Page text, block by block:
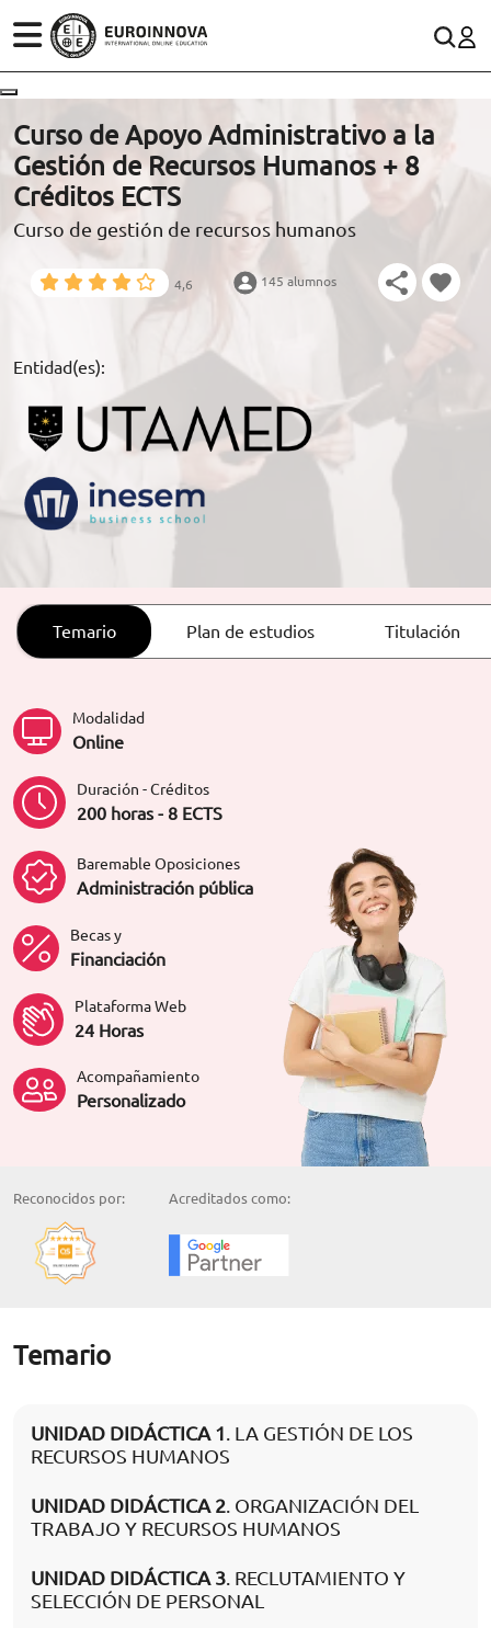
ÁREAS
ESTUDIOS
CONOCE EUROINNOVA
BECAS Y FINANCIACIÓN
RECURSOS EDUCATIVOS
ARTÍCULOS
ORIENTACIÓN LABORAL
(+34)958 050 200(gratuito en España)
900 831 200
formacion@euroinnova.com
Curso de Apoyo Administrativo a la
Gestión de Recursos Humanos + 8
Créditos ECTS
Curso de gestión de recursos humanos
4,6 145 alumnos
Entidad(es):
Temario Plan de estudios Titulación
Modalidad
Online
Duración - Créditos
200 horas - 8 ECTS
Baremable Oposiciones
Administración pública
Becas y
Financiación
Plataforma Web
24 Horas
Acompañamiento
Personalizado
Reconocidos por: Acreditados como:
Temario
UNIDAD DIDÁCTICA 1 . LA GESTIÓN DE LOS
RECURSOS HUMANOS
UNIDAD DIDÁCTICA 2 . ORGANIZACIÓN DEL
TRABAJO Y RECURSOS HUMANOS
UNIDAD DIDÁCTICA 3 . RECLUTAMIENTO Y
SELECCIÓN DE PERSONAL